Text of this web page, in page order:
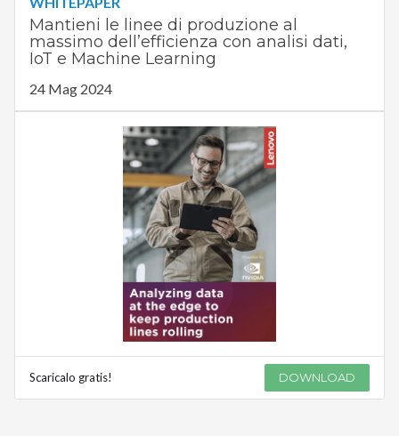
Mantieni le linee di produzione al
massimo dell’efficienza con analisi dati,
IoT e Machine Learning
24 Mag 2024
Scaricalo gratis! DOWNLOAD